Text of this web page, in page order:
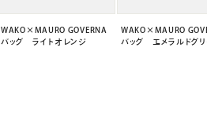
WAKO×MAURO GOVERNA
バッグ ライトオレンジ
WAKO×MAURO
バッグ エメラルドグリ